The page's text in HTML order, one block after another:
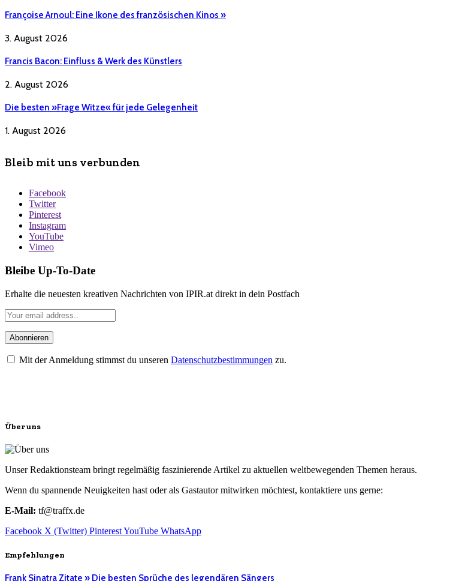
Françoise Arnoul: Eine Ikone des französischen Kinos »
3. August 2026
Francis Bacon: Einfluss & Werk des Künstlers
2. August 2026
Die besten »Frage Witze« für jede Gelegenheit
1. August 2026
Bleib mit uns verbunden
Facebook
Twitter
Pinterest
Instagram
YouTube
Vimeo
Bleibe Up-To-Date
Erhalte die neuesten kreativen Nachrichten von IPIR.at direkt in dein Postfach
Mit der Anmeldung stimmst du unseren Datenschutzbestimmungen zu.
Über uns
Unser Redaktionsteam bringt regelmäßig faszinierende Artikel zu aktuellen weltbewegenden Themen heraus.
Wenn du spannende Neuigkeiten hast oder als Gastautor mitwirken möchtest, kontaktiere uns gerne:
E-Mail: tf@traffx.de
Facebook X (Twitter) PinterestYouTube WhatsApp
Empfehlungen
Frank Sinatra Zitate » Die besten Sprüche des legendären Sängers